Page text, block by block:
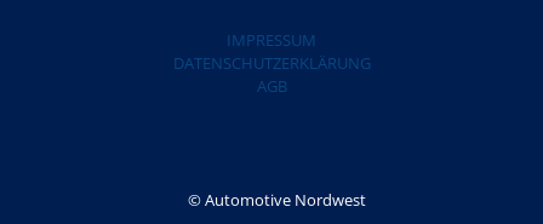
IMPRESSUM
DATENSCHUTZERKLÄRUNG
AGB
© Automotive Nordwest